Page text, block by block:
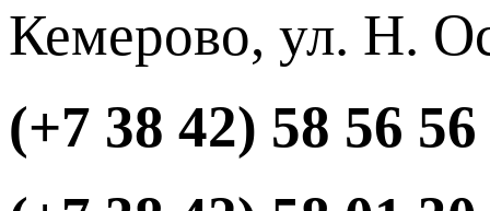
Кемерово, ул. Н.
(+7 38 42) 58 56 56